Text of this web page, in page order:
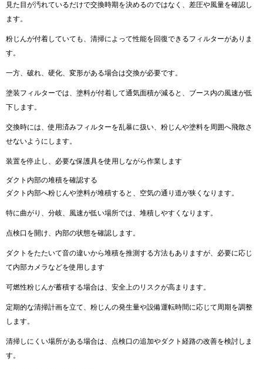
見た目が汚れているだけで交換時期を決めるのではなく、差圧や風量を確認し
ます。
粉じんが付着していても、清掃によって性能を回復できるフィルターがありま
す。
一方、破れ、硬化、変形がある場合は交換が必要です。
塗装フィルターでは、塗料が付着して通気面積が減ると、ブース内の風速が低
下します。
交換時には、使用済みフィルターを乱暴に扱い、粉じんや塗料を周囲へ飛散さ
せないようにします。
装置を停止し、必要な保護具を使用しながら作業します
ダクト内部の堆積を確認する
ダクト内部へ粉じんや塗料が堆積すると、空気の通り道が狭くなります。
特に曲がり、分岐、風速が低い場所では、堆積しやすくなります。
点検口を開け、内部の状態を確認します。
ダクトをたたいて音の違いから堆積を推測する方法もありますが、必要に応じ
て内部カメラなどを使用します
可燃性粉じんが蓄積する場合は、安全上のリスクが高まります。
定期的な清掃計画を立て、粉じんの発生量や設備運転時間に応じて周期を調整
します。
清掃しにくい場所がある場合は、点検口の追加やダクト経路の改善を検討しま
す。